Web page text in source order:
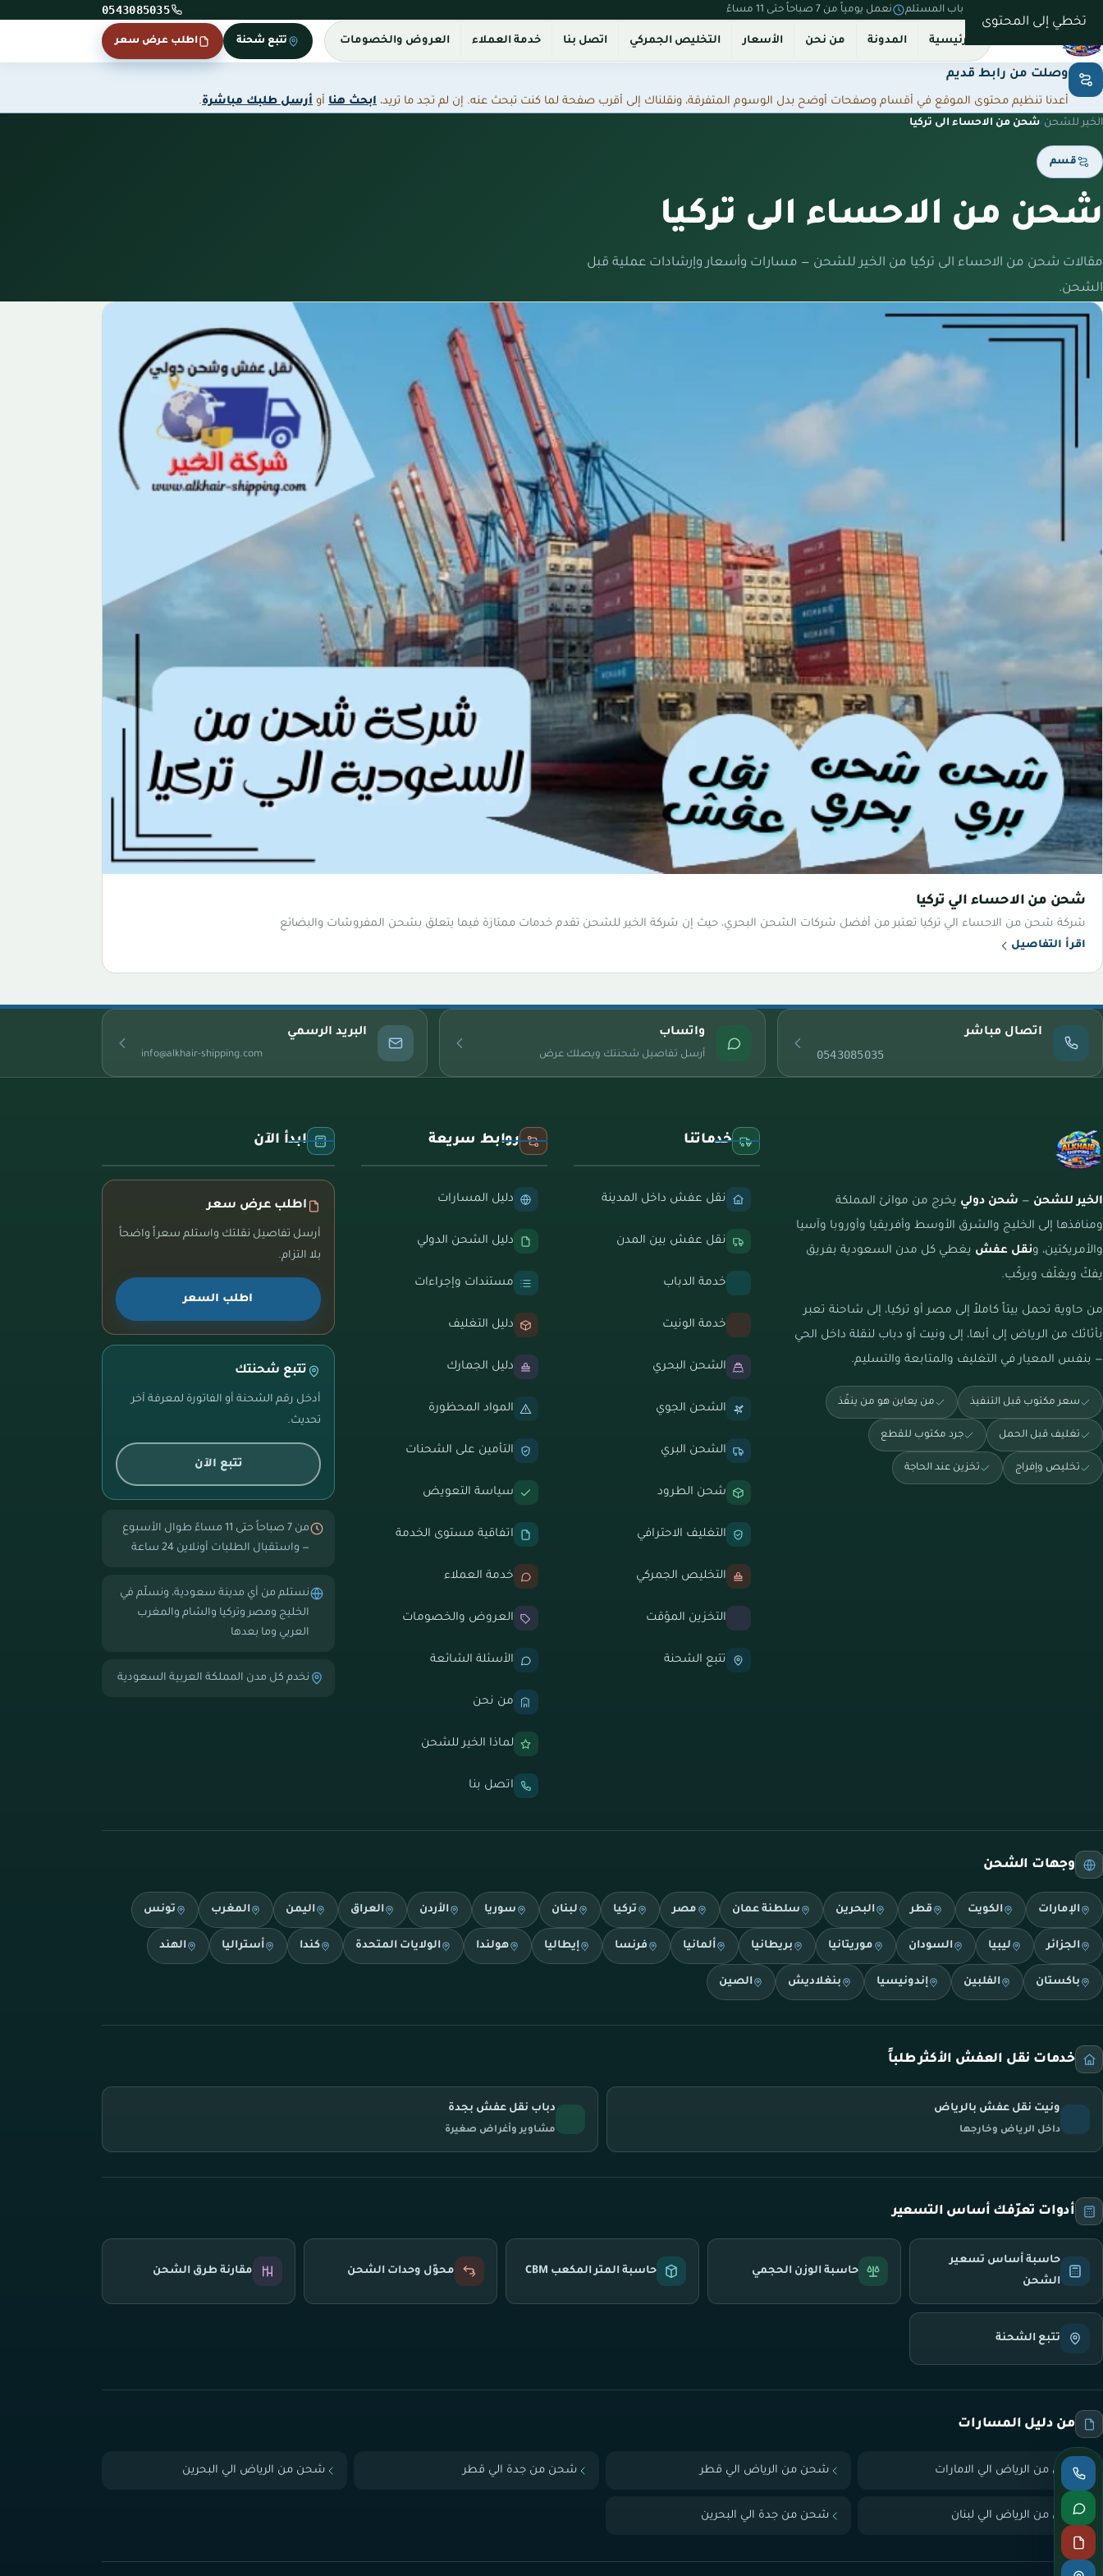
تخطي إلى المحتوى
نستلم من بيتك ونسلّم على باب المستلم نعمل يومياً من 7 صباحاً حتى 11 مساءً 0543085035
الرئيسية المدونة من نحن الأسعار التخليص الجمركي اتصل بنا خدمة العملاء العروض والخصومات تتبع شحنة اطلب عرض سعر
وصلت من رابط قديم
أعدنا تنظيم محتوى الموقع في أقسام وصفحات أوضح بدل الوسوم المتفرقة، ونقلناك إلى أقرب صفحة لما كنت تبحث عنه. إن لم تجد ما تريد، ابحث هنا أو أرسل طلبك مباشرة.
الخير للشحن/شحن من الاحساء الى تركيا
قسم
شحن من الاحساء الى تركيا
مقالات شحن من الاحساء الى تركيا من الخير للشحن — مسارات وأسعار وإرشادات عملية قبل
الشحن.
شحن من الاحساء الي تركيا
شركة شحن من الاحساء الي تركيا تعتبر من أفضل شركات الشحن البحري، حيث إن شركة الخير للشحن تقدم خدمات ممتازة فيما يتعلق بشحن المفروشات والبضائع
اقرأ التفاصيل
اتصال مباشر
0543085035
واتساب
أرسل تفاصيل شحنتك ويصلك عرض
البريد الرسمي
info@alkhair-shipping.com
الخير للشحن — شحن دولي يخرج من موانئ المملكة
ومنافذها إلى الخليج والشرق الأوسط وأفريقيا وأوروبا وآسيا
والأمريكتين، ونقل عفش يغطي كل مدن السعودية بفريق
يفكّ ويغلّف ويركّب.
من حاوية تحمل بيتاً كاملاً إلى مصر أو تركيا، إلى شاحنة تعبر
بأثاثك من الرياض إلى أبها، إلى ونيت أو دباب لنقلة داخل الحي
— بنفس المعيار في التغليف والمتابعة والتسليم.
سعر مكتوب قبل التنفيذ من يعاين هو من ينفّذ
تغليف قبل الحمل جرد مكتوب للقطع
تخليص وإفراج تخزين عند الحاجة
خدماتنا
نقل عفش داخل المدينة
نقل عفش بين المدن
خدمة الدباب
خدمة الونيت
الشحن البحري
الشحن الجوي
الشحن البري
شحن الطرود
التغليف الاحترافي
التخليص الجمركي
التخزين المؤقت
تتبع الشحنة
روابط سريعة
دليل المسارات
دليل الشحن الدولي
مستندات وإجراءات
دليل التغليف
دليل الجمارك
المواد المحظورة
التأمين على الشحنات
سياسة التعويض
اتفاقية مستوى الخدمة
خدمة العملاء
العروض والخصومات
الأسئلة الشائعة
من نحن
لماذا الخير للشحن
اتصل بنا
ابدأ الآن
اطلب عرض سعر
أرسل تفاصيل نقلتك واستلم سعراً واضحاً
بلا التزام.
اطلب السعر
تتبع شحنتك
أدخل رقم الشحنة أو الفاتورة لمعرفة آخر
تحديث.
تتبع الآن
من 7 صباحاً حتى 11 مساءً طوال الأسبوع
— واستقبال الطلبات أونلاين 24 ساعة
نستلم من أي مدينة سعودية، ونسلّم في
الخليج ومصر وتركيا والشام والمغرب
العربي وما بعدها
نخدم كل مدن المملكة العربية السعودية
وجهات الشحن
الإمارات الكويت قطر البحرين سلطنة عمان مصر تركيا لبنان سوريا الأردن العراق اليمن المغرب تونس
الجزائر ليبيا السودان موريتانيا بريطانيا ألمانيا فرنسا إيطاليا هولندا الولايات المتحدة كندا أستراليا الهند
باكستان الفلبين إندونيسيا بنغلاديش الصين
خدمات نقل العفش الأكثر طلباً
ونيت نقل عفش بالرياض
داخل الرياض وخارجها
دباب نقل عفش بجدة
مشاوير وأغراض صغيرة
أدوات تعرّفك أساس التسعير
حاسبة أساس تسعير
الشحن
حاسبة الوزن الحجمي حاسبة المتر المكعب CBM محوّل وحدات الشحن مقارنة طرق الشحن
تتبع الشحنة
من دليل المسارات
شحن من الرياض الي الامارات شحن من الرياض الي قطر شحن من جدة الي قطر شحن من الرياض الي البحرين
شحن من الرياض الي لبنان شحن من جدة الي البحرين